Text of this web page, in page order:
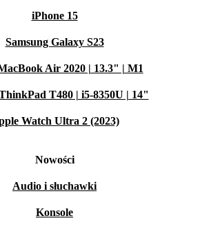
iPhone 15
Samsung Galaxy S23
Air 2020 | 13.3" | M1
T480 | i5-8350U | 14"
Watch Ultra 2 (2023)
Nowości
Audio i słuchawki
Konsole